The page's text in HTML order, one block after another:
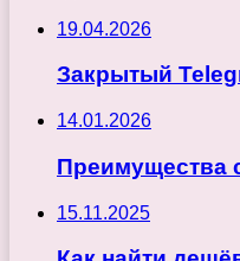
19.04.2026
Закрытый
14.01.2026
Преимущества
15.11.2025